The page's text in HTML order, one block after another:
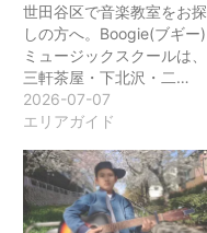
世田谷区で音楽教室をお探
しの方へ。Boogie(ブギー)
ミュージックスクールは、
三軒茶屋・下北沢・二…
2026-07-07
エリアガイド